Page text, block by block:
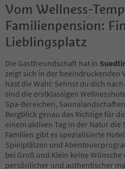
30
31
32
33
34
35
36
37
38
39
40
41
42
43
44
45
Vom Wellness-
Familienpension:
Lieblingsplatz
Die Gastfreundschaft hat in
zeigt sich in der beeindruckenden
hast die Wahl: Sehnst du dich
sind die erstklassigen
Spa-Bereichen,
Bergblick genau das Richtige für
einem aktiven Tag in der Natur die
Familien gibt es spezialisierte
Spielplätzen und
bei Groß und Klein keine
persönlicher und authentischer